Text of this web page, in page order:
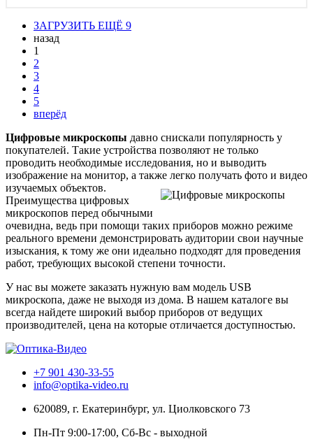
ЗАГРУЗИТЬ ЕЩЁ 9
назад
1
2
3
4
5
вперёд
Цифровые микроскопы давно снискали популярность у
покупателей. Такие устройства позволяют не только
проводить необходимые исследования, но и выводить
изображение на монитор, а также легко получать фото и видео
изучаемых объектов.
Преимущества цифровых
микроскопов перед обычными
очевидна, ведь при помощи таких приборов можно режиме
реального времени демонстрировать аудитории свои научные
изыскания, к тому же они идеально подходят для проведения
работ, требующих высокой степени точности.
У нас вы можете заказать нужную вам модель USB
микроскопа, даже не выходя из дома. В нашем каталоге вы
всегда найдете широкий выбор приборов от ведущих
производителей, цена на которые отличается доступностью.
+7 901 430-33-55
info@optika-video.ru
620089, г. Екатеринбург, ул. Циолковского 73
Пн-Пт 9:00-17:00, Сб-Вс - выходной